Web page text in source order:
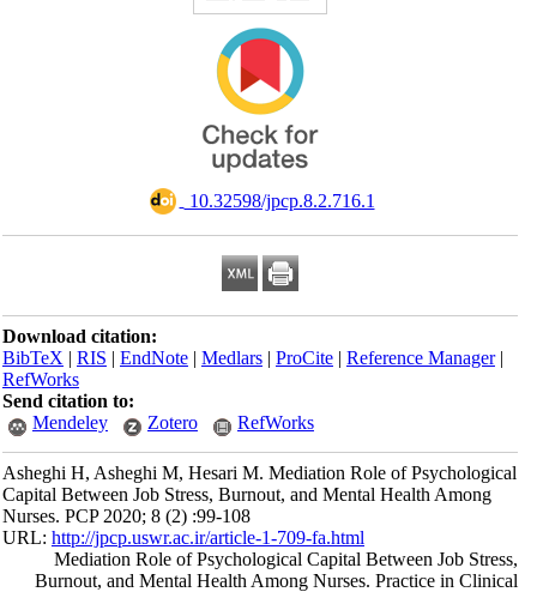
‎ 10.32598/jpcp.8.2.716.1
Download citation:
BibTeX|RIS|EndNote|Medlars|ProCite|Reference Manager
RefWorks
Send citation to:
Mendeley
Zotero RefWorks
Asheghi H, Asheghi M, Hesari M. Mediation Role of Psychological
Capital Between Job Stress, Burnout, and Mental Health Among
Nurses. PCP 2020; 8 (2) :99-108
URL:http://jpcp.uswr.ac.ir/article-1-709-fa.html
Mediation Role of Psychological Capital Between Job Stress,
Burnout, and Mental Health Among Nurses. Practice in Clinical